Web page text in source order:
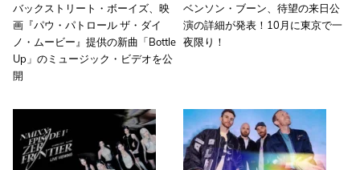
バックストリート・ボーイズ、映
画『パウ・パトロール ザ・ダイ
ノ・ムービー』提供の新曲「Bottle
Up」のミュージック・ビデオを公
開
ベンソン・ブーン、待望の来日公
演の詳細が発表！10月に東京で一
夜限り！